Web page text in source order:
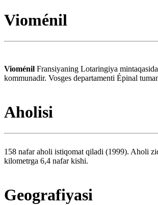
Vioménil
Vioménil Fransiyaning Lotaringiya
kommunadir. Vosges departamenti Épinal
Aholisi
158 nafar aholi istiqomat qiladi (1999). Aholi
kilometrga 6,4 nafar kishi.
Geografiyasi